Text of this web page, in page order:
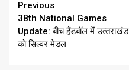
Continue
Reading
Previous
38th National Games
Update: बीच हैंडबॉल में उत्‍तराखंड
को सिल्‍वर मेडल